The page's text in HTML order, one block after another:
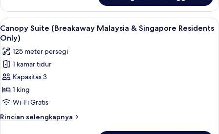
Only)
Canopy
Premium
(Breakaway
Malaysia
Singapore
Residents
Only)
Lihat
semua
foto
untuk
Canopy
Suite
(Breakaway
Malaysia
&
Singapore
Seprai katun Mesir, seprai premium,
7
Canopy Suite (Breakaway Malaysia & Singapore Residents
Only)
125 meter persegi
1 kamar tidur
Kapasitas 3
1 king
Wi-Fi Gratis
Rincian selengkapnya
Rincian